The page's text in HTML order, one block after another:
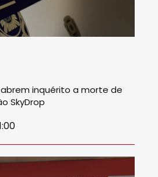
abrem inquérito a morte de
SkyDrop